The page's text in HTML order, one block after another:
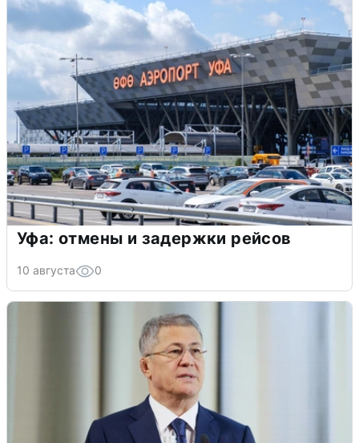
Уфа: отмены и задержки рейсов
10 августа 0